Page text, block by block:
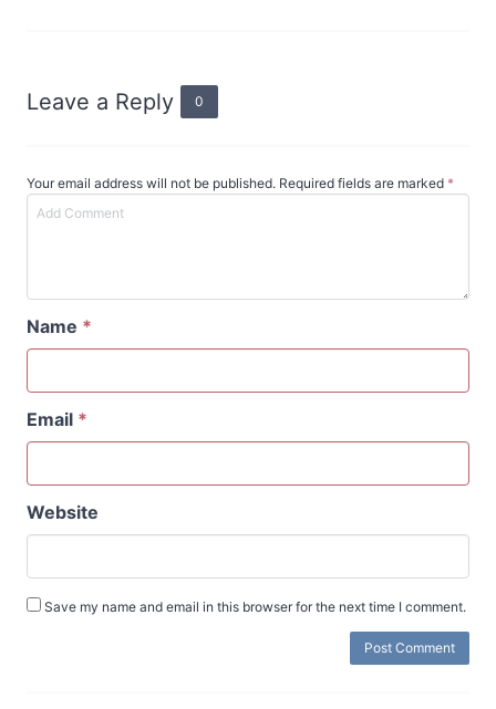
Leave a Reply 0
Your email address will not be published. Required fields are marked *
Name *
Email *
Website
Save my name and email in this browser for the next time I comment.